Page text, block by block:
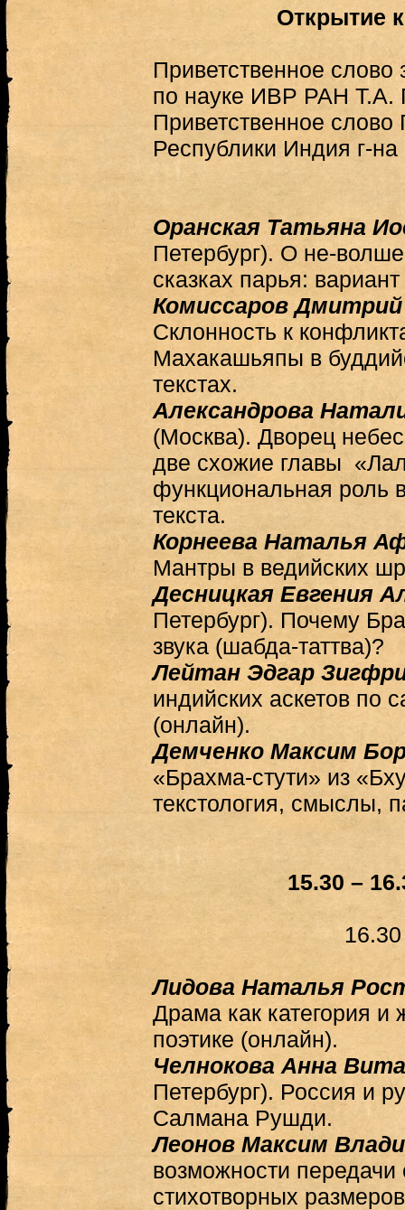
Открытие
Приветственное слово
по науке ИВР РАН Т.А.
Приветственное слово
Республики Индия г-
Оранская Татьяна
Петербург). О не-
сказках парья:
Комиссаров Дмитрий
Склонность к
Махакашьяпы в
текстах.
Александрова
(Москва). Дворец
две схожие главы
функциональная роль
текста.
Корнеева Наталья
Мантры в ведийских
Десницкая Евгения
Петербург). Почему
звука (шабда-таттва)?
Лейтан Эдгар
индийских аскетов по
(онлайн).
Демченко Максим
«Брахма-стути» из
текстология, смыслы,
15.30 –
Лидова Наталья
Драма как категория и
поэтике (онлайн).
Челнокова Анна
Петербург). Россия и
Салмана Рушди.
Леонов Максим
возможности передачи
стихотворных